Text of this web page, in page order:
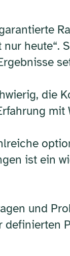
heute“.
die
mit
ist ein
und
definierten